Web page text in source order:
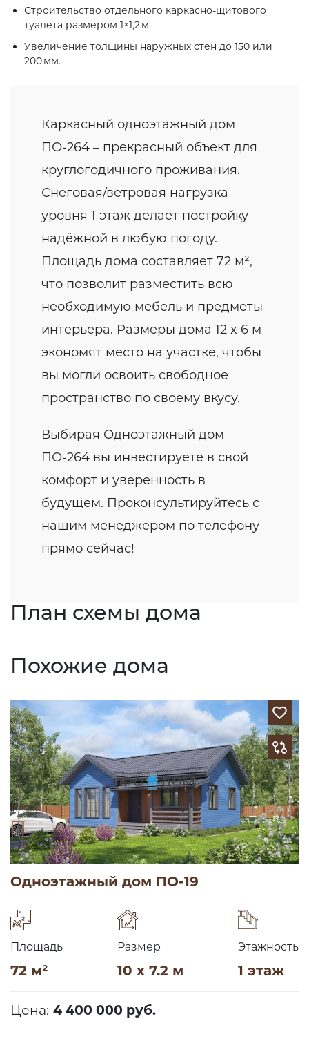
Строительство отдельного каркасно‑щитового
туалета размером 1×1,2 м.
Увеличение толщины наружных стен до 150 или
200 мм.
Каркасный одноэтажный дом
ПО-264 – прекрасный объект для
круглогодичного проживания.
Снеговая/ветровая нагрузка
уровня 1 этаж делает постройку
надёжной в любую погоду.
Площадь дома составляет 72 м²,
что позволит разместить всю
необходимую мебель и предметы
интерьера. Размеры дома 12 x 6 м
экономят место на участке, чтобы
вы могли освоить свободное
пространство по своему вкусу.
Выбирая Одноэтажный дом
ПО-264 вы инвестируете в свой
комфорт и уверенность в
будущем. Проконсультируйтесь с
нашим менеджером по телефону
прямо сейчас!
План схемы дома
Похожие дома
Одноэтажный дом ПО-19
Площадь
72 м²
Размер
10 x 7.2 м
Этажность
1 этаж
Цена: 4 400 000 руб.